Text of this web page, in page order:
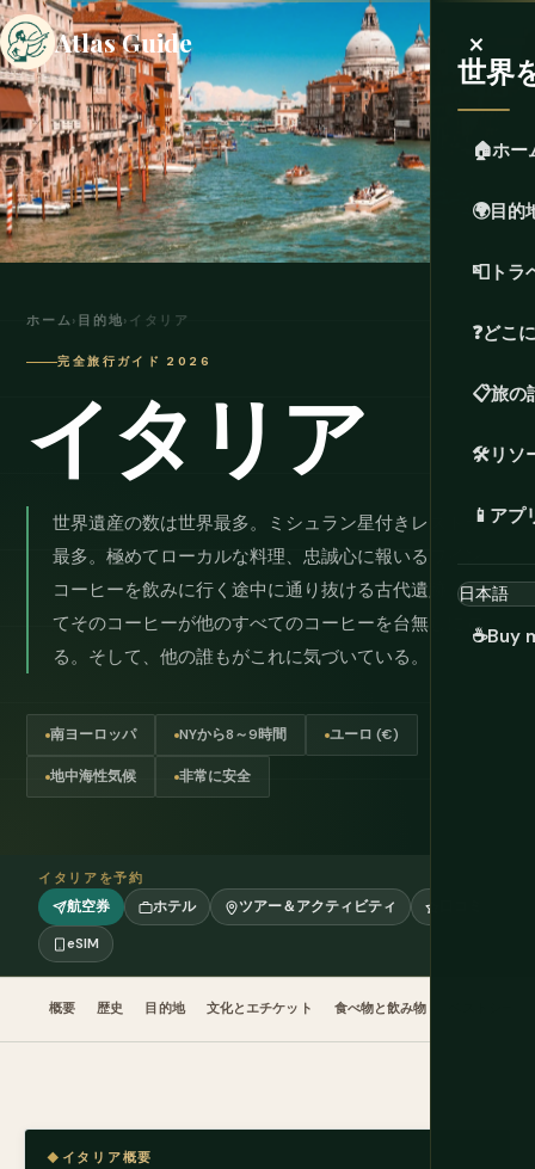
Atlas Guide ×
世界
🏠ホー
🌍目的
📮 トラ
❓どこ
📋旅の
🛠️リソ
📱 アプ
☕Buy
ホーム› 目的地› イタリア
完全旅行ガイド 2026
イタリア
世界遺産の数は世界最多。ミシュラン星付きレストラン
最多。極めてローカルな料理、忠誠心に報いるワイン、
コーヒーを飲みに行く途中に通り抜ける古代遺跡、そし
てそのコーヒーが他のすべてのコーヒーを台無しにす
る。そして、他の誰もがこれに気づいている。
南ヨーロッパ NYから8～9時間 ユーロ (€)
地中海性気候 非常に安全
イタリアを予約
航空券 ホテル ツアー＆アクティビティ
eSIM
概要 歴史 目的地 文化とエチケット 食べ物と飲み物
イタリア概要